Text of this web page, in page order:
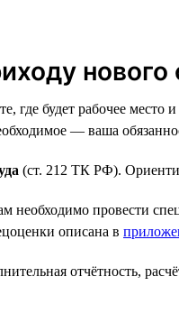
нового
где будет рабочее место
— ваша
(ст. 212 ТК РФ).
необходимо провести
описана в
отчётность,